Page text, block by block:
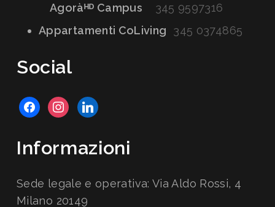
Agoràᴴᴰ Campus
345 9597316
Appartamenti CoLiving
345 0374865
Social
facebookinstagram
linkedin
Informazioni
Sede legale e operativa: Via Aldo Rossi, 4
Milano 20149